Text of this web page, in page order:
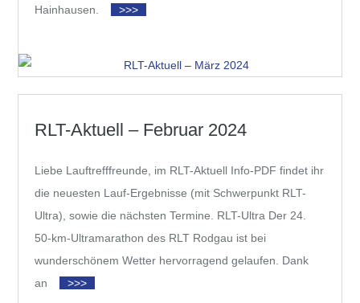
Hainhausen.
>>>
RLT-Aktuell – Februar 2024
Liebe Lauftrefffreunde, im RLT-Aktuell Info-PDF findet ihr
die neuesten Lauf-Ergebnisse (mit Schwerpunkt RLT-
Ultra), sowie die nächsten Termine. RLT-Ultra Der 24.
50-km-Ultramarathon des RLT Rodgau ist bei
wunderschönem Wetter hervorragend gelaufen. Dank
an
>>>